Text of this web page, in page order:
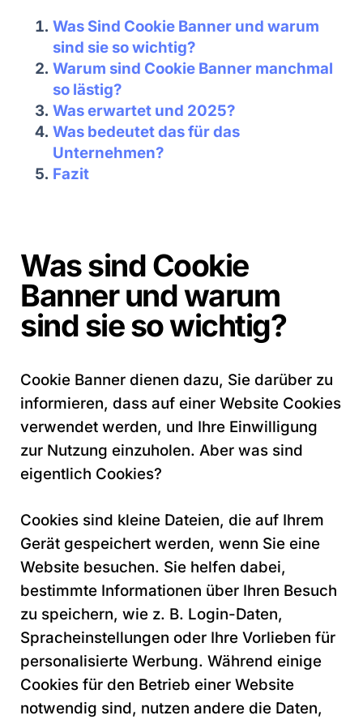
Was Sind Cookie Banner und warum
sind sie so wichtig?
Warum sind Cookie Banner manchmal
so lästig?
Was erwartet und 2025?
Was bedeutet das für das
Unternehmen?
Fazit
Was sind Cookie
Banner und warum
sind sie so wichtig?
Cookie Banner dienen dazu, Sie darüber zu
informieren, dass auf einer Website Cookies
verwendet werden, und Ihre Einwilligung
zur Nutzung einzuholen. Aber was sind
eigentlich Cookies?
Cookies sind kleine Dateien, die auf Ihrem
Gerät gespeichert werden, wenn Sie eine
Website besuchen. Sie helfen dabei,
bestimmte Informationen über Ihren Besuch
zu speichern, wie z. B. Login-Daten,
Spracheinstellungen oder Ihre Vorlieben für
personalisierte Werbung. Während einige
Cookies für den Betrieb einer Website
notwendig sind, nutzen andere die Daten,